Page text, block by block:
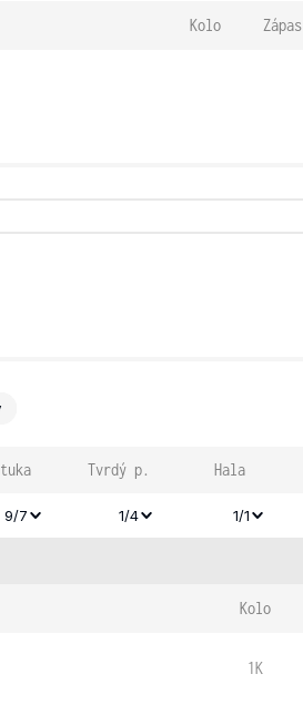
Kolo Zápas
Tvrdý p. Hala
9/7 1/4 1/1
Kolo
1K